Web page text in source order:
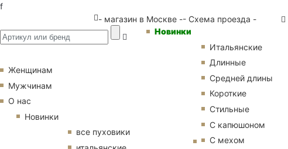
f
- магазин в Москве -- Схема проезда -
Новинки
Итальянские
Длинные
Средней длины
Короткие
Стильные
С капюшоном
С мехом
Женщинам
Мужчинам
О нас
Новинки
все пуховики